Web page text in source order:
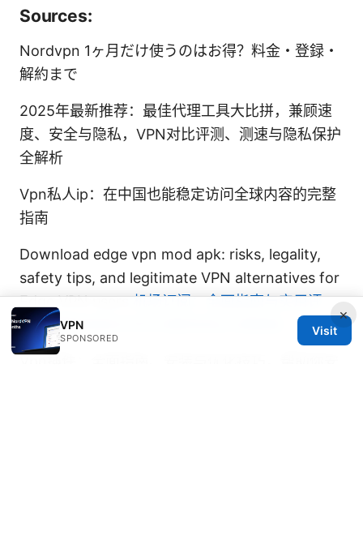
Sources:
Nordvpn 1ヶ月だけ使うのはお得？料金・登録・
解約まで
2025年最新推荐：最佳代理工具大比拼，兼顾速
度、安全与隐私，VPN对比评测、测速与隐私保护
全解析
Vpn私人ip：在中国也能稳定访问全球内容的完整
指南
Download edge vpn mod apk: risks, legality,
safety tips, and legitimate VPN alternatives for
Edge VPN users机场订阅：全面指南与实用评
测，帮助你选对VPN订阅并优化上网体验
Vpn插件：全面指南、安装与优化技巧，帮助你安
×
VPN
SPONSORED
Visit